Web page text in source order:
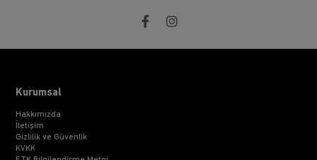
Kurumsal
Hakkımızda
İletişim
Gizlilik ve Güvenlik
KVKK